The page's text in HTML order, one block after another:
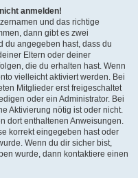
anmelden!
und das richtige
dann gibt es zwei
du angegeben hast, dass du
Eltern oder deiner
die du erhalten hast. Wenn
vielleicht aktiviert werden. Bei
Mitglieder erst freigeschaltet
oder ein Administrator. Bei
Aktivierung nötig ist oder nicht.
dort enthaltenen Anweisungen.
korrekt eingegeben hast oder
Wenn du dir sicher bist,
wurde, dann kontaktiere einen